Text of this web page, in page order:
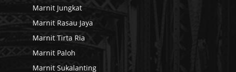
Marnit Jungkat
Marnit Rasau Jaya
Marnit Tirta Ria
Marnit Paloh
Marnit Sukalanting